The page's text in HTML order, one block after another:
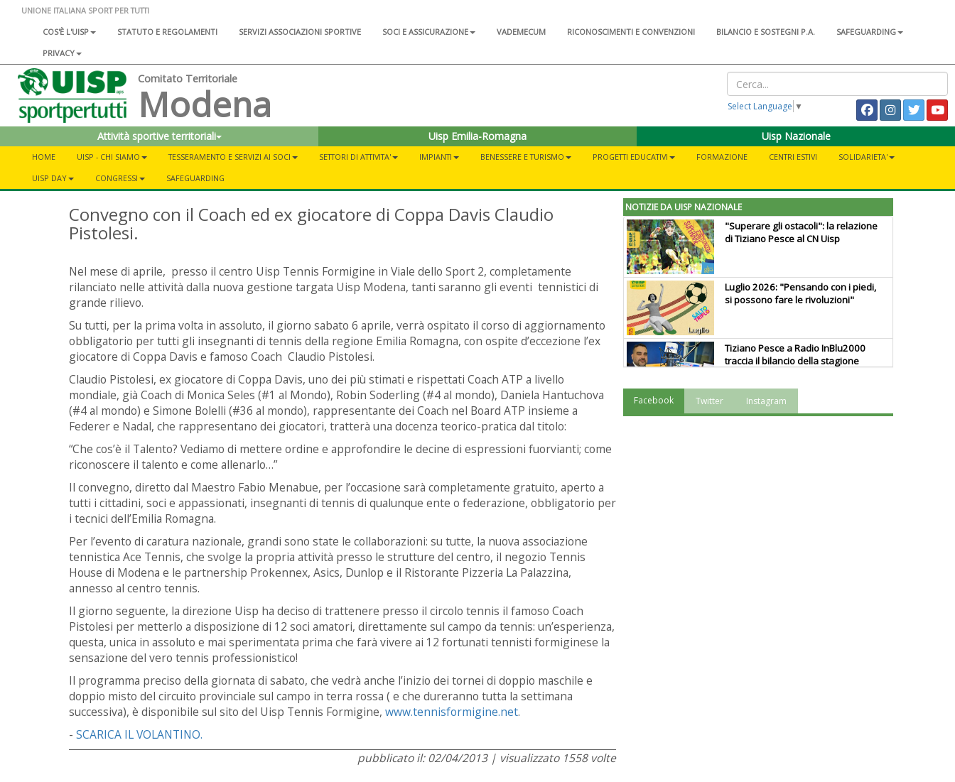
UNIONE ITALIANA SPORT PER TUTTI
COS'È L'UISP
STATUTO E REGOLAMENTI SERVIZI ASSOCIAZIONI SPORTIVE SOCI E ASSICURAZIONE VADEMECUM RICONOSCIMENTI E CONVENZIONI BILANCIO E SOSTEGNI P.A.
SAFEGUARDING
PRIVACY
Comitato Territoriale
Modena Select Language ▼
Attività sportive territoriali Uisp Emilia-Romagna Uisp Nazionale
HOME UISP - CHI SIAMO TESSERAMENTO E SERVIZI AI SOCI SETTORI DI ATTIVITA' IMPIANTI BENESSERE E TURISMO PROGETTI EDUCATIVI FORMAZIONE CENTRI ESTIVI
SOLIDARIETA'
UISP DAY
CONGRESSI SAFEGUARDING
Convegno con il Coach ed ex giocatore di Coppa Davis Claudio
Pistolesi.
Nel mese di aprile, presso il centro Uisp Tennis Formigine in Viale dello Sport 2, completamente
rilanciato nelle attività dalla nuova gestione targata Uisp Modena, tanti saranno gli eventi tennistici di
grande rilievo.
Su tutti, per la prima volta in assoluto, il giorno sabato 6 aprile, verrà ospitato il corso di aggiornamento
obbligatorio per tutti gli insegnanti di tennis della regione Emilia Romagna, con ospite d’eccezione l’ex
giocatore di Coppa Davis e famoso Coach Claudio Pistolesi.
Claudio Pistolesi, ex giocatore di Coppa Davis, uno dei più stimati e rispettati Coach ATP a livello
mondiale, già Coach di Monica Seles (#1 al Mondo), Robin Soderling (#4 al mondo), Daniela Hantuchova
(#4 al mondo) e Simone Bolelli (#36 al mondo), rappresentante dei Coach nel Board ATP insieme a
Federer e Nadal, che rappresentano dei giocatori, tratterà una docenza teorico-pratica dal titolo:
“Che cos’è il Talento? Vediamo di mettere ordine e approfondire le decine di espressioni fuorvianti; come
riconoscere il talento e come allenarlo…”
Il convegno, diretto dal Maestro Fabio Menabue, per l’occasione sarà completamente gratuito, aperto a
tutti i cittadini, soci e appassionati, insegnanti di tennis di qualunque ente o federazione, obbligatorio per
i tecnici dell’Emilia Romagna.
Per l’evento di caratura nazionale, grandi sono state le collaborazioni: su tutte, la nuova associazione
tennistica Ace Tennis, che svolge la propria attività presso le strutture del centro, il negozio Tennis
House di Modena e le partnership Prokennex, Asics, Dunlop e il Ristorante Pizzeria La Palazzina,
annesso al centro tennis.
Il giorno seguente, la direzione Uisp ha deciso di trattenere presso il circolo tennis il famoso Coach
Pistolesi per metterlo a disposizione di 12 soci amatori, direttamente sul campo da tennis: un’esperienza,
questa, unica in assoluto e mai sperimentata prima che farà vivere ai 12 fortunati tennisti formiginese la
sensazione del vero tennis professionistico!
Il programma preciso della giornata di sabato, che vedrà anche l’inizio dei tornei di doppio maschile e
doppio misto del circuito provinciale sul campo in terra rossa ( e che dureranno tutta la settimana
successiva), è disponibile sul sito del Uisp Tennis Formigine, www.tennisformigine.net.
- SCARICA IL VOLANTINO.
pubblicato il: 02/04/2013 | visualizzato 1558 volte
NOTIZIE DA UISP NAZIONALE
"Superare gli ostacoli": la relazione
di Tiziano Pesce al CN Uisp
Luglio 2026: "Pensando con i piedi,
si possono fare le rivoluzioni"
Tiziano Pesce a Radio InBlu2000
traccia il bilancio della stagione
Ddl Lobby, Uisp: “Il Parlamento
Facebook Twitter Instagram